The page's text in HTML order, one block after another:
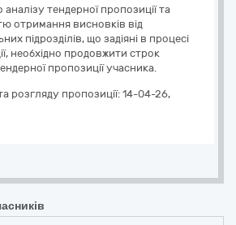
аналізу тендерної пропозиції та
отримання висновків від
підрозділів, що задіяні в процесі
необхідно продовжити строк
пропозиції учасника.
розгляду пропозиції: 14-04-26,